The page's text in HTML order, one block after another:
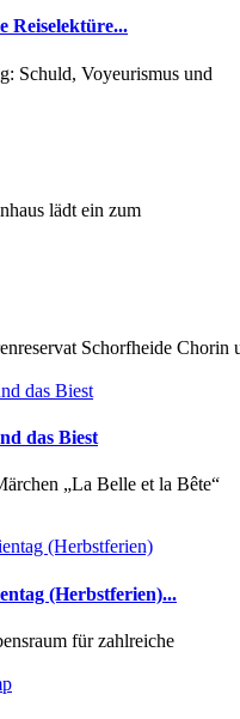
Reiselektüre...
Schuld, Voyeurismus und
lädt ein zum
Schorfheide Chorin
das Biest
„La Belle et la Bête“
(Herbstferien)...
für zahlreiche